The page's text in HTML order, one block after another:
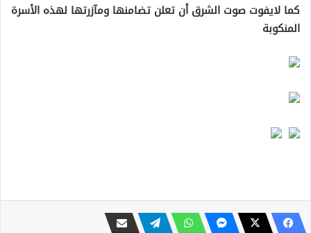
كما لايفوت صوت الشرق أن تعلن تضامنها ومآزرتها لهذه الأسرة
المنكوبة